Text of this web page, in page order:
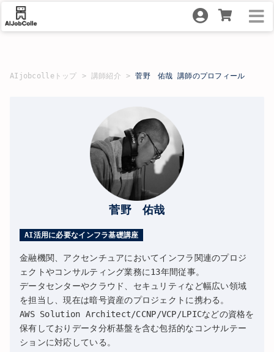
AIjobcolleトップ 講師紹介 菅野 佑哉 講師のプロフィール
菅野 佑哉
AI活用に必要なインフラ基礎講座
金融機関、アクセンチュアにおいてインフラ関連のプロジ
ェクトやコンサルティング業務に13年間従事。
データセンターやクラウド、セキュリティなど幅広い領域
を担当し、現在は暗号資産のプロジェクトに携わる。
AWS Solution Architect/CCNP/VCP/LPICなどの資格を
保有しておりデータ分析基盤を含む包括的なコンサルテー
ションに対応している。